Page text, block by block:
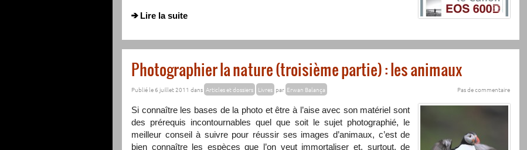
Lire la suite
Photographier la nature (troisième partie) : les animaux
Publié le 6 juillet 2011 dans Articles et dossiers Livres par Erwan Balança Pas de commentaire
Si connaître les bases de la photo et être à l’aise avec son matériel sont
des prérequis incontournables quel que soit le sujet photographié, le
meilleur conseil à suivre pour réussir ses images d’animaux, c’est de
bien connaître les espèces que l’on veut immortaliser et, surtout, de